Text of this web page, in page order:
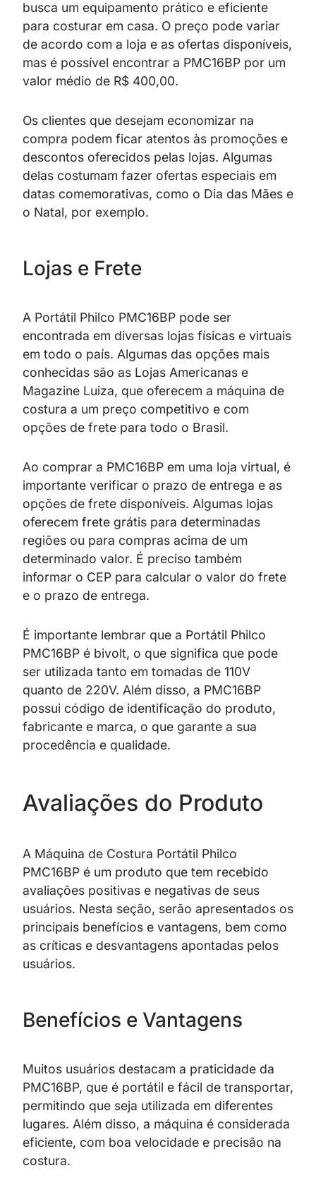
busca um equipamento prático e eficiente
para costurar em casa. O preço pode variar
de acordo com a loja e as ofertas disponíveis,
mas é possível encontrar a PMC16BP por um
valor médio de R$ 400,00.
Os clientes que desejam economizar na
compra podem ficar atentos às promoções e
descontos oferecidos pelas lojas. Algumas
delas costumam fazer ofertas especiais em
datas comemorativas, como o Dia das Mães e
o Natal, por exemplo.
Lojas e Frete
A Portátil Philco PMC16BP pode ser
encontrada em diversas lojas físicas e virtuais
em todo o país. Algumas das opções mais
conhecidas são as Lojas Americanas e
Magazine Luiza, que oferecem a máquina de
costura a um preço competitivo e com
opções de frete para todo o Brasil.
Ao comprar a PMC16BP em uma loja virtual, é
importante verificar o prazo de entrega e as
opções de frete disponíveis. Algumas lojas
oferecem frete grátis para determinadas
regiões ou para compras acima de um
determinado valor. É preciso também
informar o CEP para calcular o valor do frete
e o prazo de entrega.
É importante lembrar que a Portátil Philco
PMC16BP é bivolt, o que significa que pode
ser utilizada tanto em tomadas de 110V
quanto de 220V. Além disso, a PMC16BP
possui código de identificação do produto,
fabricante e marca, o que garante a sua
procedência e qualidade.
Avaliações do Produto
A Máquina de Costura Portátil Philco
PMC16BP é um produto que tem recebido
avaliações positivas e negativas de seus
usuários. Nesta seção, serão apresentados os
principais benefícios e vantagens, bem como
as críticas e desvantagens apontadas pelos
usuários.
Benefícios e Vantagens
Muitos usuários destacam a praticidade da
PMC16BP, que é portátil e fácil de transportar,
permitindo que seja utilizada em diferentes
lugares. Além disso, a máquina é considerada
eficiente, com boa velocidade e precisão na
costura.